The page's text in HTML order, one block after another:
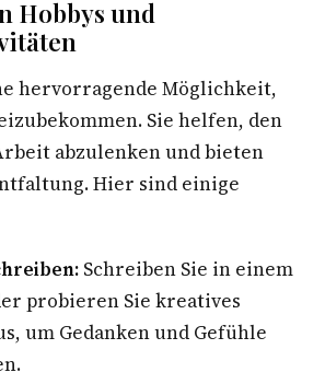
Hobbys und
hervorragende Möglichkeit,
Sie helfen, den
abzulenken und bieten
Hier sind einige
Schreiben Sie in einem
probieren Sie kreatives
um Gedanken und Gefühle